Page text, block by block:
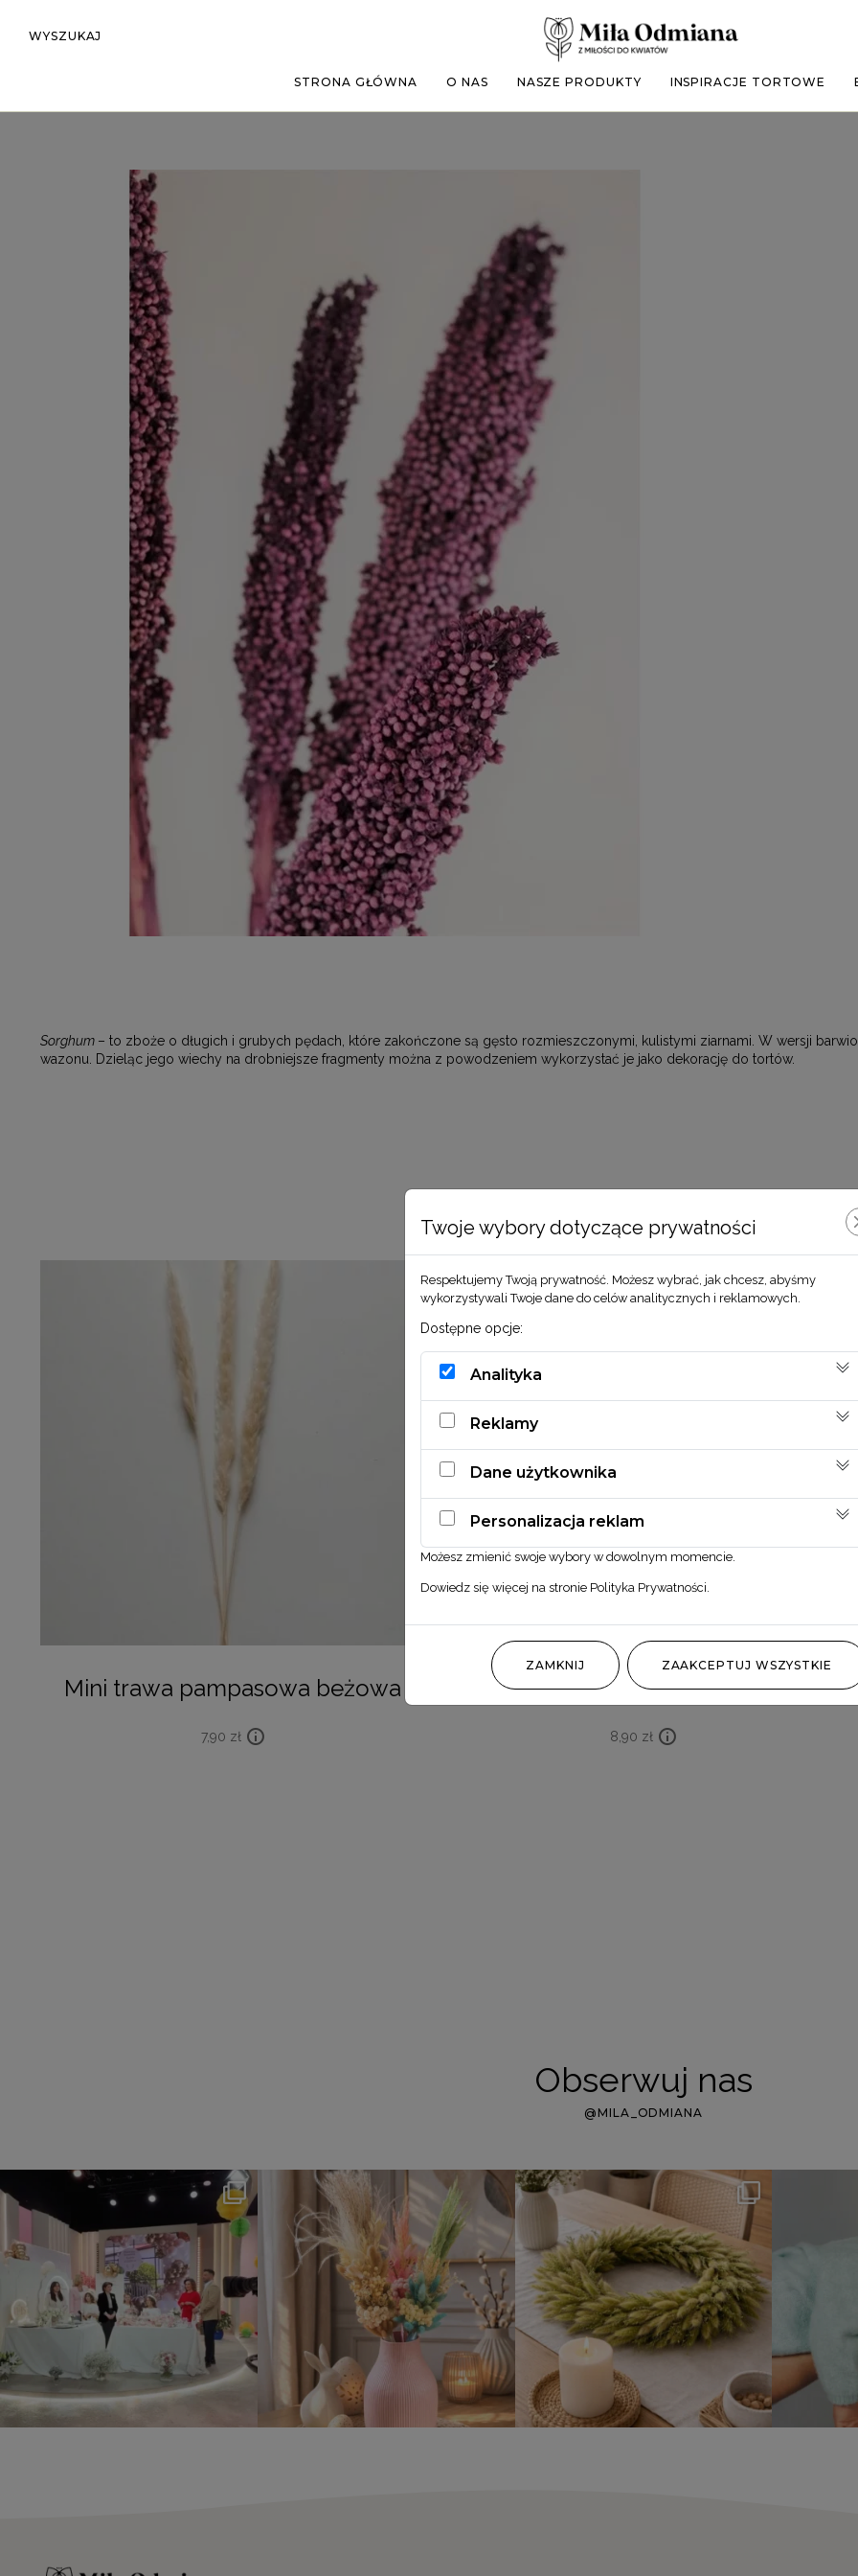
WYSZUKAJ
STRONA GŁÓWNA O NAS NASZE PRODUKTY INSPIRACJE TORTOWE
Sorghum – to zboże o długich i grubych pędach, które zakończone są gęsto rozmieszczonymi, kulistymi ziarnami. W wersji
wazonu. Dzieląc jego wiechy na drobniejsze fragmenty można z powodzeniem wykorzystać je jako dekorację do tortów.
Mini trawa pampasowa beżowa
7,90 zł
Miskant różowy
8,90 zł
Obserwuj nas
@MILA_ODMIANA
Twoje wybory dotyczące prywatności
Respektujemy Twoją prywatność. Możesz wybrać, jak chcesz, abyśmy
wykorzystywali Twoje dane do celów analitycznych i reklamowych.
Dostępne opcje:
Analityka
Reklamy
Dane użytkownika
Personalizacja reklam
Możesz zmienić swoje wybory w dowolnym momencie.
Dowiedz się więcej na stronie Polityka Prywatności
ZAMKNIJ ZAAKCEPTUJ WSZYSTKIE